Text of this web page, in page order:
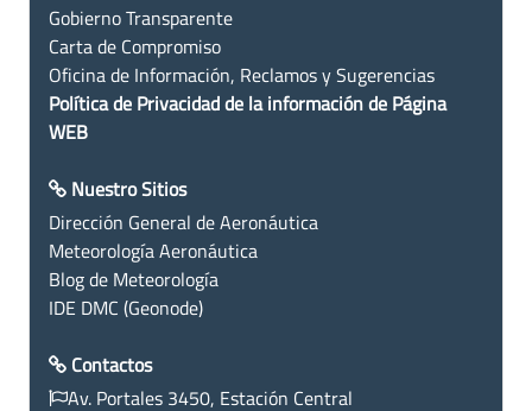
Gobierno Transparente
Carta de Compromiso
Oficina de Información, Reclamos y Sugerencias
Política de Privacidad de la información de Página
WEB
Nuestro Sitios
Dirección General de Aeronáutica
Meteorología Aeronáutica
Blog de Meteorología
IDE DMC (Geonode)
Contactos
Av. Portales 3450, Estación Central